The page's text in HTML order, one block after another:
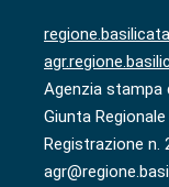
Agenzia stampa
Giunta
Registrazione n.